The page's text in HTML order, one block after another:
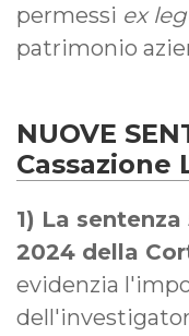
permessi ex
patrimonio
NUOVE
Cassazione
1) La
2024 della
evidenzia